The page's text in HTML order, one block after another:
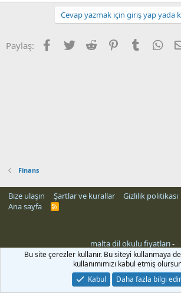
Cevap yazmak için giriş yap yada
Paylaş: Facebook
Twitter Reddit PinterestTumblr
Finans
Bize ulaşın Şartlar ve kurallar Gizlilik politikası
Ana sayfa
R
malta dil okulu fiyatları-
Bu site çerezler kullanır. Bu siteyi kullanmaya
kullanımımızı kabul etmiş
Kabul
Daha fazla bilgi